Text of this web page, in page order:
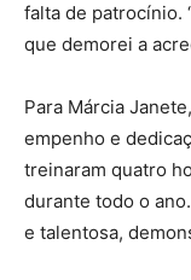
falta de patrocínio.
que demorei a
Para Márcia
empenho e
treinaram quatro
durante todo o
e talentosa,